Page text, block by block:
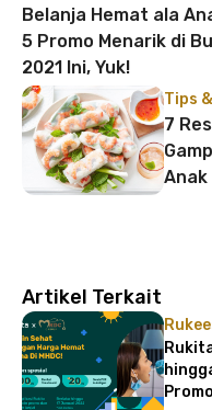
Belanja Hemat ala
5 Promo Menarik di
2021 Ini, Yuk!
Tips
7
Anak
Artikel Terkait